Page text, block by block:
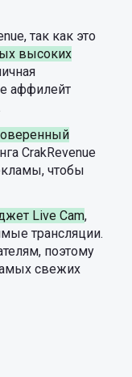
так как это
высоких
аффилейт
CrakRevenue
чтобы
Live Cam,
трансляции.
поэтому
свежих